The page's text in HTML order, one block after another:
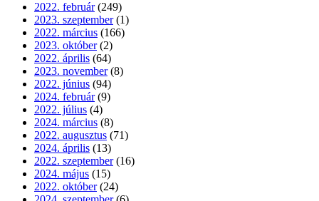
2022. február (249)
2023. szeptember (1)
2022. március (166)
2023. október (2)
2022. április (64)
2023. november (8)
2022. június (94)
2024. február (9)
2022. július (4)
2024. március (8)
2022. augusztus (71)
2024. április (13)
2022. szeptember (16)
2024. május (15)
2022. október (24)